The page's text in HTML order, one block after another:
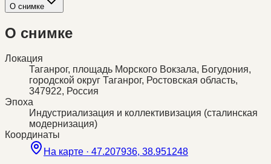
О снимке
О снимке
Локация
Таганрог, площадь Морского Вокзала, Богудония,
городской округ Таганрог, Ростовская область,
347922, Россия
Эпоха
Индустриализация и коллективизация (сталинская
модернизация)
Координаты
На карте · 47.207936, 38.951248